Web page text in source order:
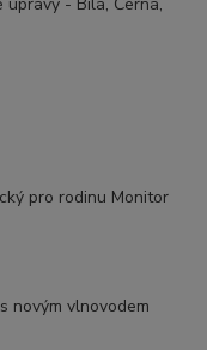
pro rodinu Monitor
novým vlnovodem